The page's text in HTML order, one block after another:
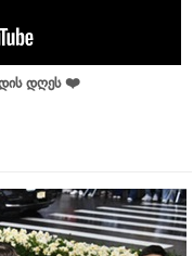
დღეს ❤️